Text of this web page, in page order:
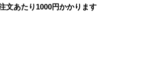
文あたり 1000円かかります